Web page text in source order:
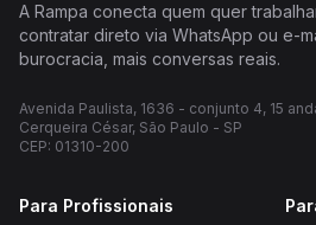
A Rampa conecta quem quer
contratar direto via WhatsApp ou e-
burocracia, mais conversas reais.
Avenida Paulista, 1636 - conjunto 4, 15
Cerqueira César, São Paulo - SP
CEP: 01310-200
Para Profissionais